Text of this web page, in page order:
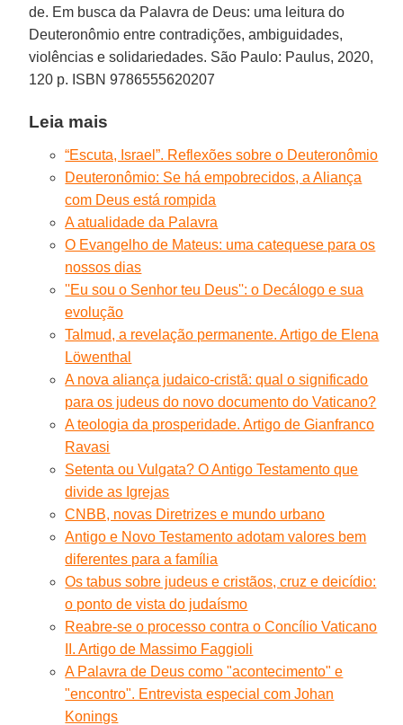
de. Em busca da Palavra de Deus: uma leitura do
Deuteronômio entre contradições, ambiguidades,
violências e solidariedades. São Paulo: Paulus, 2020,
120 p. ISBN 9786555620207
Leia mais
“Escuta, Israel”. Reflexões sobre o Deuteronômio
Deuteronômio: Se há empobrecidos, a Aliança
com Deus está rompida
A atualidade da Palavra
O Evangelho de Mateus: uma catequese para os
nossos dias
''Eu sou o Senhor teu Deus'': o Decálogo e sua
evolução
Talmud, a revelação permanente. Artigo de Elena
Löwenthal
A nova aliança judaico-cristã: qual o significado
para os judeus do novo documento do Vaticano?
A teologia da prosperidade. Artigo de Gianfranco
Ravasi
Setenta ou Vulgata? O Antigo Testamento que
divide as Igrejas
CNBB, novas Diretrizes e mundo urbano
Antigo e Novo Testamento adotam valores bem
diferentes para a família
Os tabus sobre judeus e cristãos, cruz e deicídio:
o ponto de vista do judaísmo
Reabre-se o processo contra o Concílio Vaticano
II. Artigo de Massimo Faggioli
A Palavra de Deus como "acontecimento" e
"encontro". Entrevista especial com Johan
Konings